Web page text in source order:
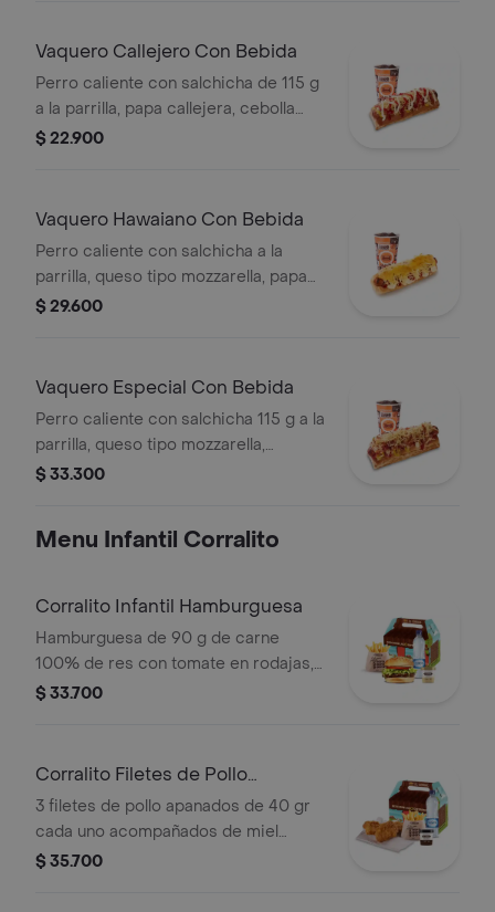
Vaquero Callejero Con Bebida
Perro caliente con salchicha de 115 g
a la parrilla, papa callejera, cebolla
picada, salsa blanca, salsa de tomate
$ 22.900
Vaquero Hawaiano Con Bebida
Perro caliente con salchicha a la
parrilla, queso tipo mozzarella, papa
callejera, piña, salsa blanca y salsa de
$ 29.600
Vaquero Especial Con Bebida
Perro caliente con salchicha 115 g a la
parrilla, queso tipo mozzarella,
tocineta picada, papa callejera,
bebida PET
$ 33.300
Menu Infantil Corralito
Corralito Infantil Hamburguesa
Hamburguesa de 90 g de carne
100% de res con tomate en rodajas,
lechuga en julianas, salsa blanca y
60 g
$ 33.700
Corralito Filetes de Pollo
Apanados
3 filetes de pollo apanados de 40 gr
cada uno acompañados de miel
mostaza con papas Corral medianas,
$ 35.700